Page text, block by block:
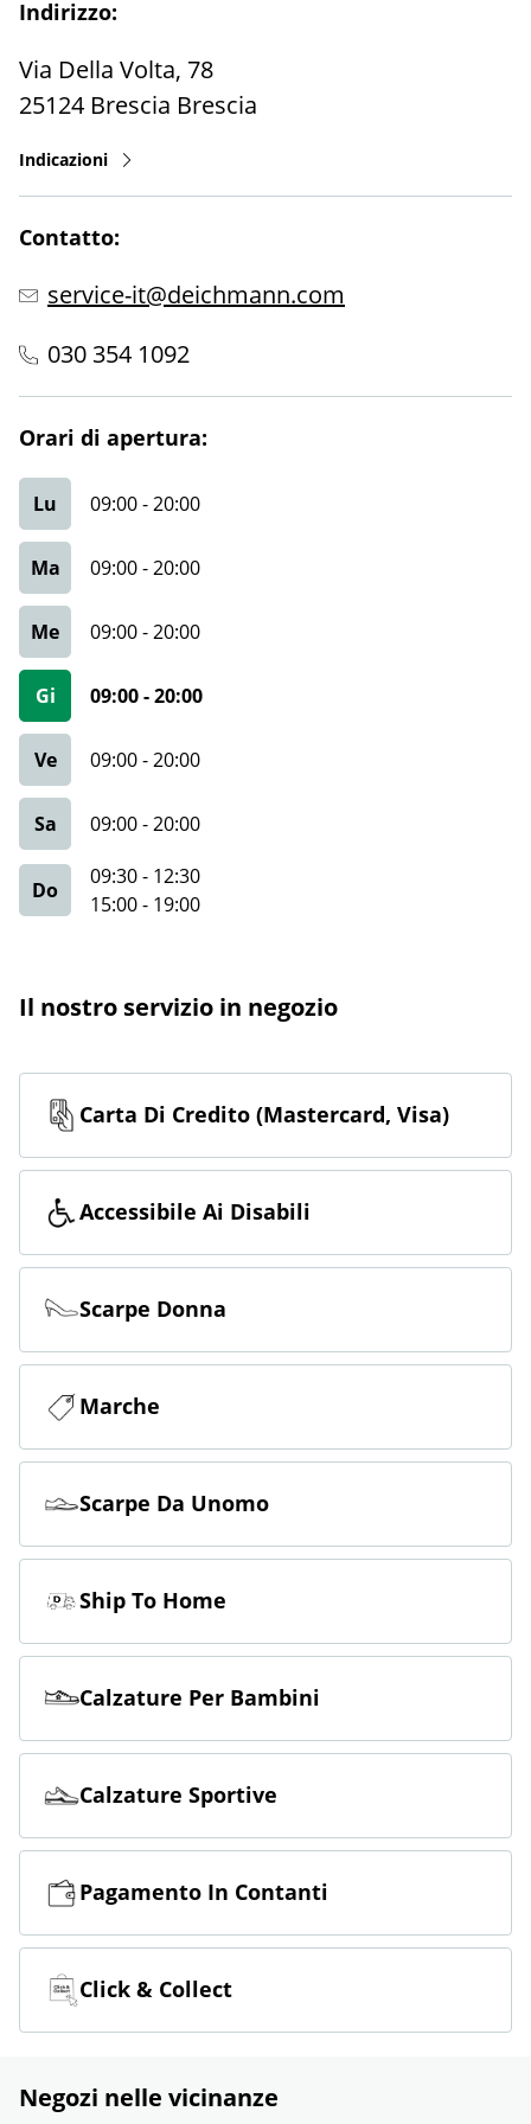
Indirizzo:
Via Della Volta, 78
25124 Brescia Brescia
Indicazioni
Contatto:
service-it@deichmann.com
030 354 1092
Orari di apertura:
Lu 09:00-20:00
Ma 09:00-20:00
Me 09:00-20:00
Gi 09:00-20:00
Ve 09:00-20:00
Sa 09:00-20:00
Do
09:30- 12:30
15:00- 19:00
Il nostro servizio in negozio
Carta Di Credito (Mastercard, Visa)
Accessibile Ai Disabili
Scarpe Donna
Marche
Scarpe Da Unomo
Ship To Home
Calzature Per Bambini
Calzature Sportive
Pagamento In Contanti
Click & Collect
Negozi nelle vicinanze